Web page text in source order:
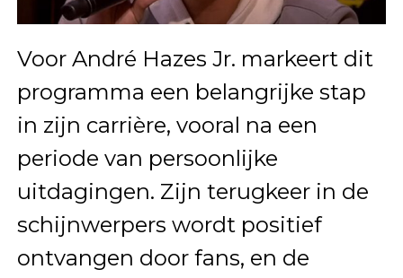
Voor André Hazes Jr. markeert dit
programma een belangrijke stap
in zijn carrière, vooral na een
periode van persoonlijke
uitdagingen. Zijn terugkeer in de
schijnwerpers wordt positief
ontvangen door fans, en de